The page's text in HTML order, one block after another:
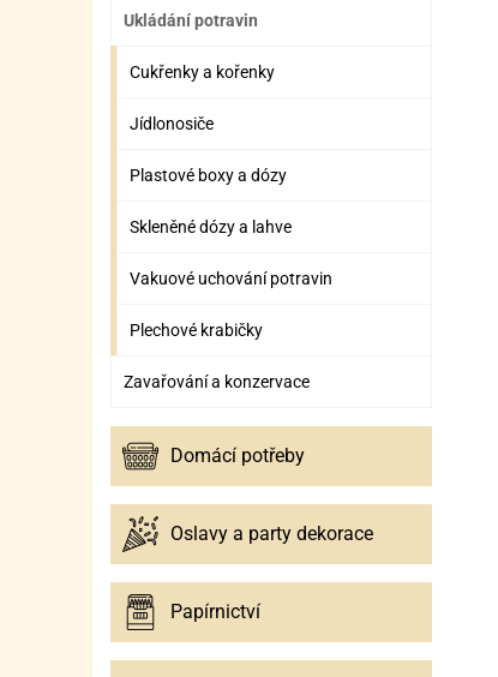
Ukládání potravin
Cukřenky a kořenky
Jídlonosiče
Plastové boxy a dózy
Skleněné dózy a lahve
Vakuové uchování potravin
Plechové krabičky
Zavařování a konzervace
Domácí potřeby
Oslavy a party dekorace
Papírnictví